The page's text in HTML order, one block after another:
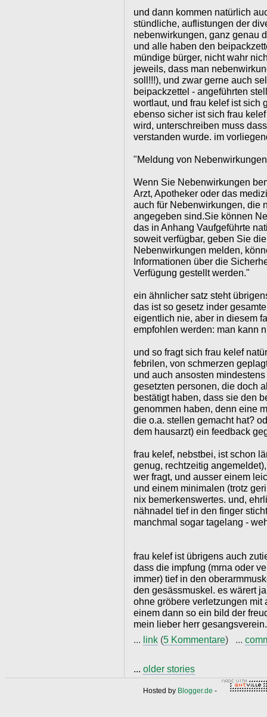
und dann kommen natürlich
stündliche, auflistungen der
nebenwirkungen, ganz genau
und alle haben den
mündige bürger, nicht wahr
jeweils, dass man
soll!!!), und zwar gerne auch
beipackzettel - angeführten
wortlaut, und frau kelef ist sich
ebenso sicher ist sich frau
wird, unterschreiben muss
verstanden wurde. im
"Meldung von Nebenwirkungen
Wenn Sie Nebenwirkungen
Arzt, Apotheker oder das
auch für Nebenwirkungen, die
angegeben sind.Sie können
das in Anhang Vaufgeführte
soweit verfügbar, geben Sie
Nebenwirkungen melden,
Informationen über die
Verfügung gestellt werden."
ein ähnlicher satz steht
das ist so gesetz inder
eigentlich nie, aber in diesem
empfohlen werden: man kann
und so fragt sich frau kelef
febrilen, von schmerzen
und auch ansosten
gesetzten personen, die doch
bestätigt haben, dass sie den
genommen haben, denn eine
die o.a. stellen gemacht hat?
dem hausarzt) ein feedback
frau kelef, nebstbei, ist schon
genug, rechtzeitig
wer fragt, und ausser einem
und einem minimalen (trotz
nix bemerkenswertes. und,
nähnadel tief in den finger
manchmal sogar tagelang -
frau kelef ist übrigens auch
dass die impfung (mrna oder
immer) tief in den
den gesässmuskel. es wärert
ohne gröbere verletzungen mit
einem dann so ein bild der
mein lieber herr gesangsverein.
... link (5 Kommentare) ...
... older stories
Hosted by Blogger.de -